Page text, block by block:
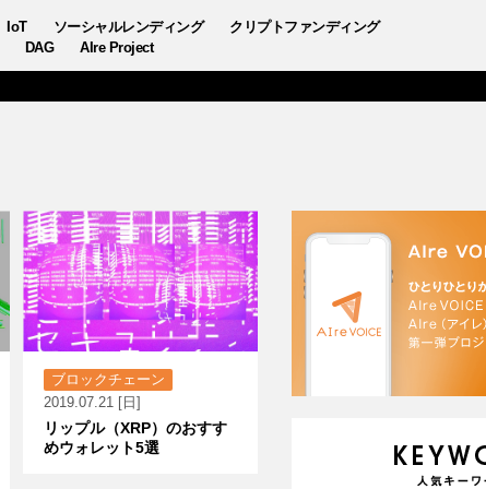
IoT ソーシャルレンディング
クリプトファンディング
DAG AIre Project
ブロックチェーン
2019.07.21 [日]
リップル（XRP）のおすす
めウォレット5選